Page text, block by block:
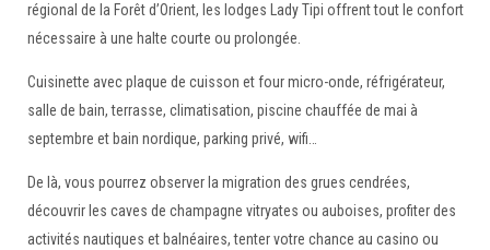
régional de la Forêt d’Orient, les lodges Lady Tipi offrent tout le confort
nécessaire à une halte courte ou prolongée.
Cuisinette avec plaque de cuisson et four micro-onde, réfrigérateur,
salle de bain, terrasse, climatisation, piscine chauffée de mai à
septembre et bain nordique, parking privé, wifi…
De là, vous pourrez observer la migration des grues cendrées,
découvrir les caves de champagne vitryates ou auboises, profiter des
activités nautiques et balnéaires, tenter votre chance au casino ou